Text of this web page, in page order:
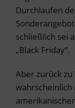
Durchlaufen
schließlich sei
„Black Friday“.
Aber zurück